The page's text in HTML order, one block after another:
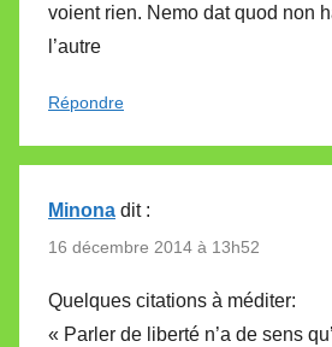
voient rien. Nemo dat quod non
l’autre
Répondre
Minona dit :
16 décembre 2014 à 13h52
Quelques citations à méditer:
« Parler de liberté n’a de sens